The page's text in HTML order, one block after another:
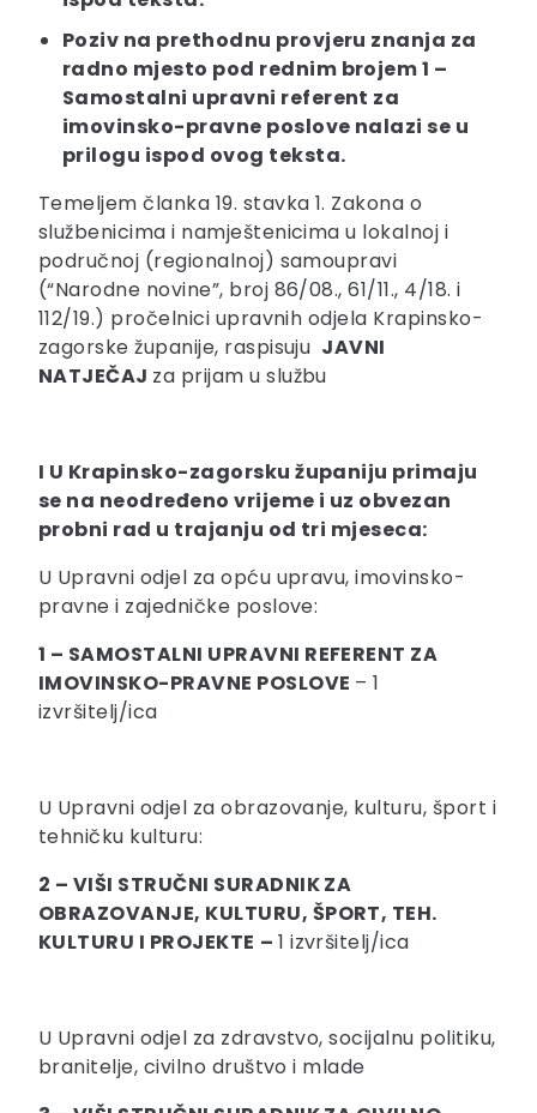
Poziv na prethodnu provjeru znanja za
radno mjesto pod rednim brojem 1 –
Samostalni upravni referent za
imovinsko-pravne poslove nalazi se u
prilogu ispod ovog teksta.
Temeljem članka 19. stavka 1. Zakona o
službenicima i namještenicima u lokalnoj i
područnoj (regionalnoj) samoupravi
(“Narodne novine”, broj 86/08., 61/11., 4/18. i
112/19.) pročelnici upravnih odjela Krapinsko-
zagorske županije, raspisuju JAVNI
NATJEČAJ za prijam u službu
I U Krapinsko-zagorsku županiju primaju
se na neodređeno vrijeme i uz obvezan
probni rad u trajanju od tri mjeseca:
U Upravni odjel za opću upravu, imovinsko-
pravne i zajedničke poslove:
1 – SAMOSTALNI UPRAVNI REFERENT ZA
IMOVINSKO-PRAVNE POSLOVE – 1
izvršitelj/ica
U Upravni odjel za obrazovanje, kulturu, šport i
tehničku kulturu:
2 – VIŠI STRUČNI SURADNIK ZA
OBRAZOVANJE, KULTURU, ŠPORT, TEH.
KULTURU I PROJEKTE –1 izvršitelj/ica
U Upravni odjel za zdravstvo, socijalnu politiku,
branitelje, civilno društvo i mlade